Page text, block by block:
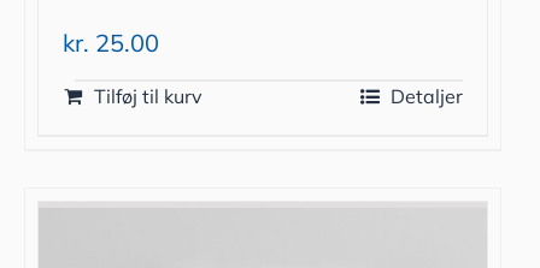
kr. 25.00
Tilføj til kurv Detaljer